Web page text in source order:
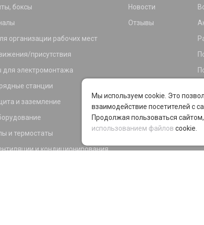
боксы
организации рабочих мест
присутствия
для электромонтажа
станции
и заземление
и термостаты
и кондиционирования
Новости
Отзывы
Мы используем cookie. Это
взаимодействие посетителей с
Продолжая пользоваться
использованием файлов cookie.